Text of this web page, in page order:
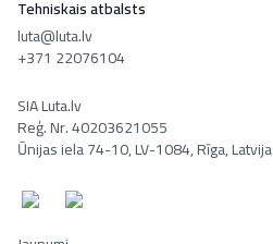
Tehniskais atbalsts
luta@luta.lv
+371 22076104
SIA Luta.lv
Reģ. Nr. 40203621055
Ūnijas iela 74-10, LV-1084, Rīga, Latvija